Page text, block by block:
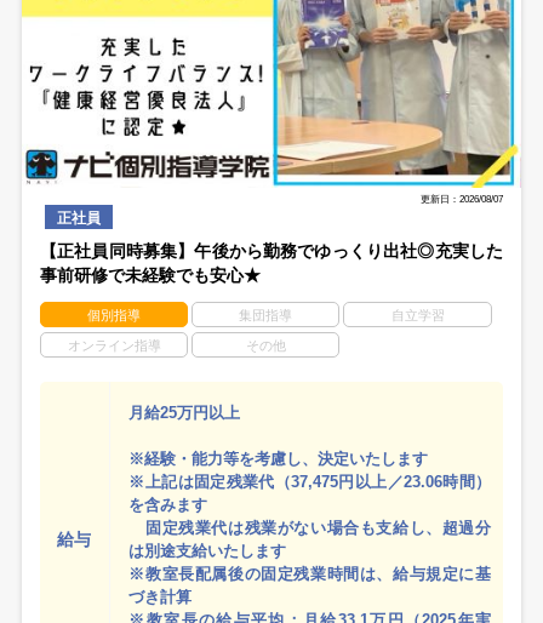
更新日：2026/08/07
正社員
【正社員同時募集】午後から勤務でゆっくり出社◎充実した
事前研修で未経験でも安心★
個別指導 集団指導 自立学習
オンライン指導 その他
給与
月給25万円以上
※経験・能力等を考慮し、決定いたします
※上記は固定残業代（37,475円以上／23.06時間）
を含みます
固定残業代は残業がない場合も支給し、超過分
は別途支給いたします
※教室長配属後の固定残業時間は、給与規定に基
づき計算